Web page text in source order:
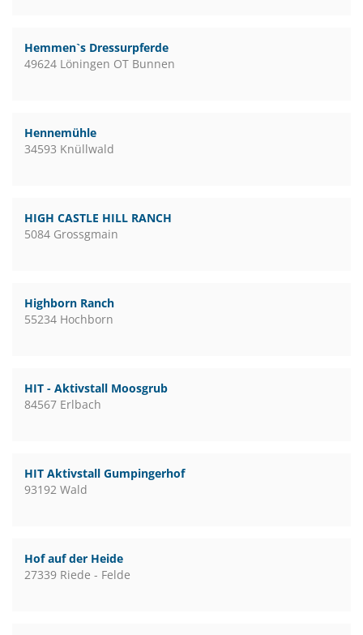
Hemmen`s Dressurpferde
49624 Löningen OT Bunnen
Hennemühle
34593 Knüllwald
HIGH CASTLE HILL RANCH
5084 Grossgmain
Highborn Ranch
55234 Hochborn
HIT - Aktivstall Moosgrub
84567 Erlbach
HIT Aktivstall Gumpingerhof
93192 Wald
Hof auf der Heide
27339 Riede - Felde